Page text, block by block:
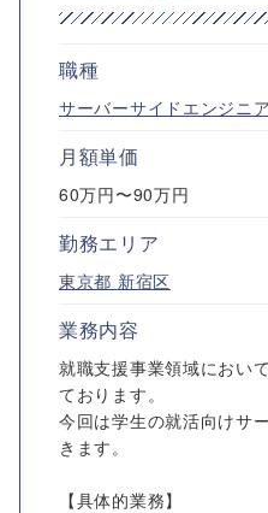
職種
サーバーサイドエンジニア
月額単価
60万円〜90万円
勤務エリア
東京都 新宿区
業務内容
就職支援事業領域におい
ております。
今回は学生の就活向けサ
きます。
【具体的業務】